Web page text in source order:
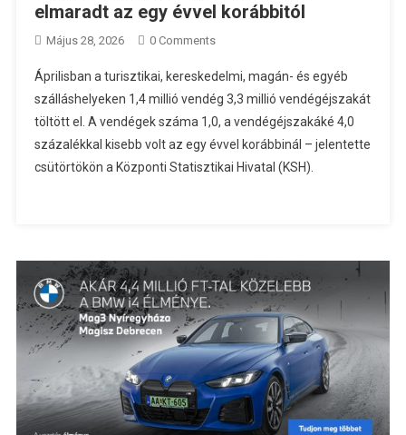
elmaradt az egy évvel korábbitól
Május 28, 2026 0 Comments
Áprilisban a turisztikai, kereskedelmi, magán- és egyéb
szálláshelyeken 1,4 millió vendég 3,3 millió vendégéjszakát
töltött el. A vendégek száma 1,0, a vendégéjszakáké 4,0
százalékkal kisebb volt az egy évvel korábbinál – jelentette
csütörtökön a Központi Statisztikai Hivatal (KSH).